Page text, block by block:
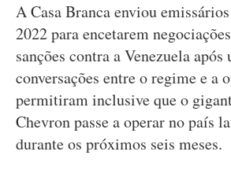
A Casa Branca enviou
2022 para encetarem
sanções contra a Venezuela após
conversações entre o regime e a
permitiram inclusive que o
Chevron passe a operar no país
durante os próximos seis meses.